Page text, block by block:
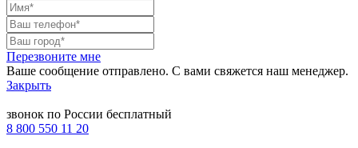
Перезвоните мне
Ваше сообщение отправлено. С вами свяжется наш менеджер.
Закрыть
звонок по России бесплатный
8 800 550 11 20